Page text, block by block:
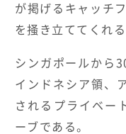
ABOUT US
が掲げるキャッチ
を掻き立ててくれる
シンガポールから
インドネシア領、
されるプライベー
ーブである。